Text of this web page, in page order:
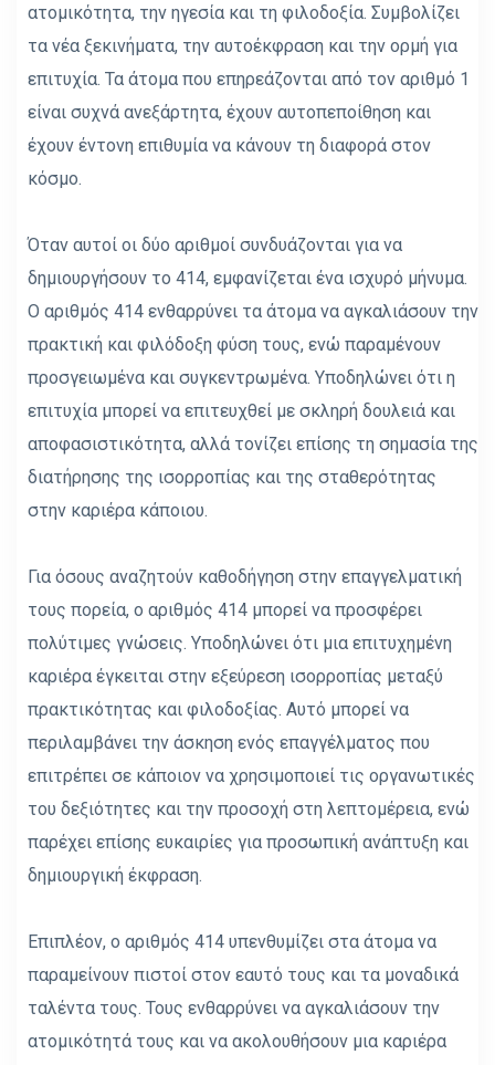
ατομικότητα, την ηγεσία και τη φιλοδοξία. Συμβολίζει
τα νέα ξεκινήματα, την αυτοέκφραση και την ορμή για
επιτυχία. Τα άτομα που επηρεάζονται από τον αριθμό 1
είναι συχνά ανεξάρτητα, έχουν αυτοπεποίθηση και
έχουν έντονη επιθυμία να κάνουν τη διαφορά στον
κόσμο.
Όταν αυτοί οι δύο αριθμοί συνδυάζονται για να
δημιουργήσουν το 414, εμφανίζεται ένα ισχυρό μήνυμα.
Ο αριθμός 414 ενθαρρύνει τα άτομα να αγκαλιάσουν την
πρακτική και φιλόδοξη φύση τους, ενώ παραμένουν
προσγειωμένα και συγκεντρωμένα. Υποδηλώνει ότι η
επιτυχία μπορεί να επιτευχθεί με σκληρή δουλειά και
αποφασιστικότητα, αλλά τονίζει επίσης τη σημασία της
διατήρησης της ισορροπίας και της σταθερότητας
στην καριέρα κάποιου.
Για όσους αναζητούν καθοδήγηση στην επαγγελματική
τους πορεία, ο αριθμός 414 μπορεί να προσφέρει
πολύτιμες γνώσεις. Υποδηλώνει ότι μια επιτυχημένη
καριέρα έγκειται στην εξεύρεση ισορροπίας μεταξύ
πρακτικότητας και φιλοδοξίας. Αυτό μπορεί να
περιλαμβάνει την άσκηση ενός επαγγέλματος που
επιτρέπει σε κάποιον να χρησιμοποιεί τις οργανωτικές
του δεξιότητες και την προσοχή στη λεπτομέρεια, ενώ
παρέχει επίσης ευκαιρίες για προσωπική ανάπτυξη και
δημιουργική έκφραση.
Επιπλέον, ο αριθμός 414 υπενθυμίζει στα άτομα να
παραμείνουν πιστοί στον εαυτό τους και τα μοναδικά
ταλέντα τους. Τους ενθαρρύνει να αγκαλιάσουν την
ατομικότητά τους και να ακολουθήσουν μια καριέρα